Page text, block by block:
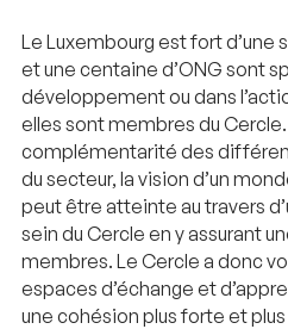
Le Luxembourg est fort
et une centaine d’ONG sont
développement ou dans
elles sont membres du
complémentarité des
du secteur, la vision d’un
peut être atteinte au travers
sein du Cercle en y assurant
membres. Le Cercle a donc
espaces d’échange et
une cohésion plus forte et